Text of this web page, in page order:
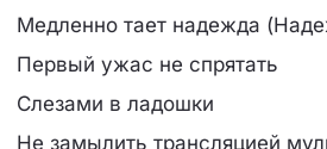
Медленно тает надежда
Первый ужас не спрятать
Слезами в ладошки
Не замылить трансляцией